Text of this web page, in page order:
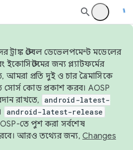
স্টেবল ডেভেলপমেন্ট মডেলের
জন্য প্ল্যাটফর্মের
আমরা প্রতি দুই ও চার ত্রৈমাসিকে
সোর্স কোড প্রকাশ করব। AOSP
রাখতে,
android-latest-
android-latest-release
AOSP-তে পুশ করা সর্বশেষ
আরও তথ্যের জন্য, Changes